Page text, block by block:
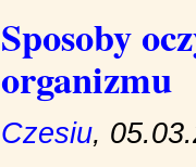
Sposoby
organizmu
Czesiu,